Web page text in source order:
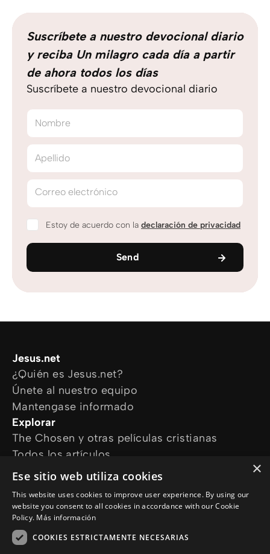
Suscríbete a nuestro devocional diario
y reciba Un milagro cada día a partir
de ahora todos los días
Suscríbete a nuestro devocional diario
Nombre
Apellido
Correo electrónico
Estoy de acuerdo con la declaración de privacidad
Send
Jesus.net
¿Quién es Jesus.net?
Únete al nuestro equipo
Mantengase informado
Explorar
The Chosen y otras películas cristianas
Todos los artículos
Cursos online
¿Cómo podemos ayudarte?
Devocional diario
Necesito oración
×
Ese sitio web utiliza cookies
This website uses cookies to improve user experience. By using our
website you consent to all cookies in accordance with our Cookie
Policy. Más información
COOKIES ESTRICTAMENTE NECESARIAS